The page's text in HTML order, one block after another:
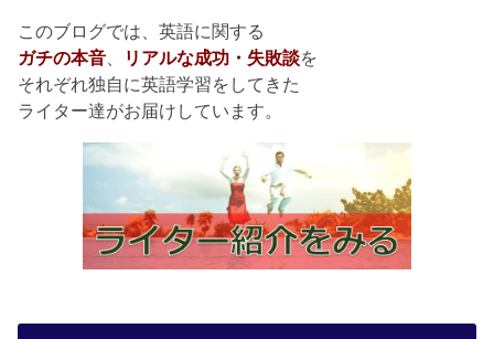
このブログでは、英語に関する
ガチの本音
リアルな成功・失敗談を
それぞれ独自に英語学習をしてきた
ライター達がお届けしています。